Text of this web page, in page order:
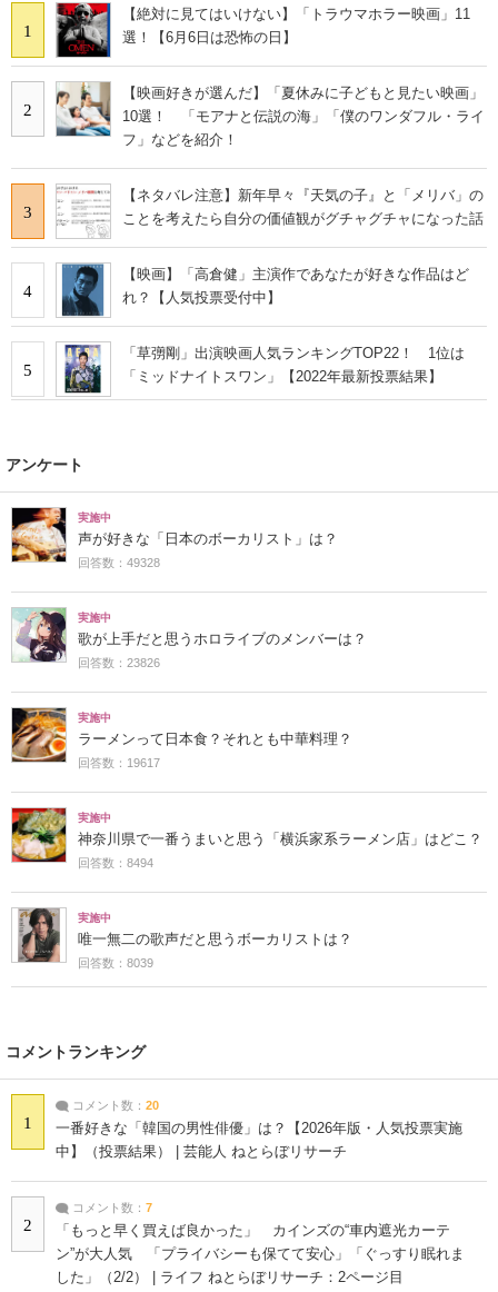
1
【絶対に見てはいけない】「トラウマホラー映画」11
選！【6月6日は恐怖の日】
2
【映画好きが選んだ】「夏休みに子どもと見たい映画」
10選！ 「モアナと伝説の海」「僕のワンダフル・ライ
フ」などを紹介！
3
【ネタバレ注意】新年早々『天気の子』と「メリバ」の
ことを考えたら自分の価値観がグチャグチャになった話
4
【映画】「高倉健」主演作であなたが好きな作品はど
れ？【人気投票受付中】
5
「草彅剛」出演映画人気ランキングTOP22！ 1位は
「ミッドナイトスワン」【2022年最新投票結果】
アンケート
実施中
声が好きな「日本のボーカリスト」は？
回答数：49328
実施中
歌が上手だと思うホロライブのメンバーは？
回答数：23826
実施中
ラーメンって日本食？それとも中華料理？
回答数：19617
実施中
神奈川県で一番うまいと思う「横浜家系ラーメン店」はどこ？
回答数：8494
実施中
唯一無二の歌声だと思うボーカリストは？
回答数：8039
コメントランキング
1
コメント数： 20
一番好きな「韓国の男性俳優」は？【2026年版・人気投票実施
中】（投票結果） | 芸能人 ねとらぼリサーチ
2
コメント数： 7
「もっと早く買えば良かった」 カインズの“車内遮光カーテ
ン”が大人気 「プライバシーも保てて安心」「ぐっすり眠れま
した」（2/2） | ライフ ねとらぼリサーチ：2ページ目